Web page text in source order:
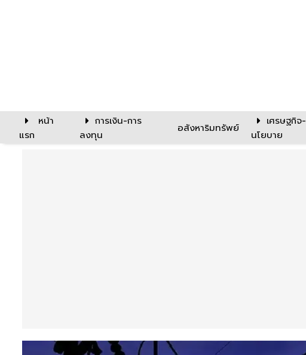
หน้า
แรก
การเงิน-การ
ลงทุน
อสังหาริมทรัพย์
เศรษฐกิจ-
นโยบาย